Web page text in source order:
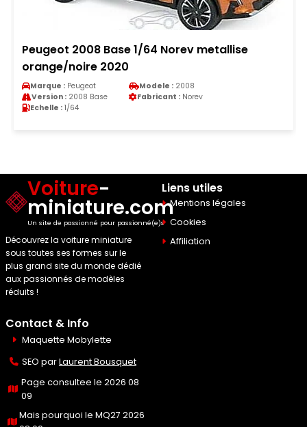
Peugeot 2008 Base 1/64 Norev metallise
orange/noire 2020
Marque : Peugeot Modele : 2008
Version : 2008 Base Fabricant : Norev
Echelle : 1/64
Voiture-
miniature.com
Un site de passionné pour passionné(e)s
Découvrez la voiture miniature
sous toutes ses formes sur le
plus grand site du monde dédié
aux passionnés de modèles
réduits !
Liens utiles
Mentions légales
Cookies
Affiliation
Contact & Info
Maquette Mobylette
SEO parLaurent Bousquet
Page consultee le 2026 08
09
Mais pourquoi le MQ27 2026